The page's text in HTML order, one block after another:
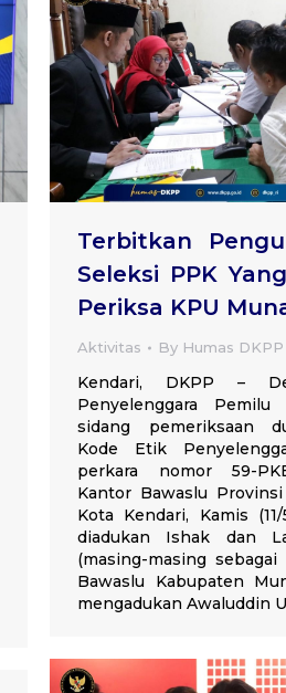
Terbitkan
Seleksi PPK
Periksa KPU
Aktivitas By Humas DKPP
Kendari, DKPP –
Penyelenggara Pemilu
sidang pemeriksaan
Kode Etik
perkara nomor 59-
Kantor Bawaslu Provinsi
Kota Kendari, Kamis
diadukan Ishak dan
(masing-masing
Bawaslu Kabupaten
mengadukan Awaluddin